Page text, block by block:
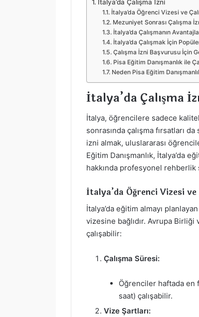
İtalya’da Çalışma İzni
İtalya’da Öğrenci Vizesi ve
Mezuniyet Sonrası Çalışma
İtalya’da Çalışmanın
İtalya’da Çalışmak İçin
Çalışma İzni Başvurusu İçin
Pisa Eğitim Danışmanlık ile
Neden Pisa Eğitim
İtalya’da Çalışma
İtalya, öğrencilere sadece
sonrasında çalışma fırsatları
izni almak, uluslararası
Eğitim Danışmanlık, İtalya’da
hakkında profesyonel rehberlik
İtalya’da Öğrenci Vizesi ve
İtalya’da eğitim almayı
vizesine bağlıdır. Avrupa
çalışabilir:
Çalışma Süresi:
Öğrenciler haftada en
saat) çalışabilir.
Vize Şartları: